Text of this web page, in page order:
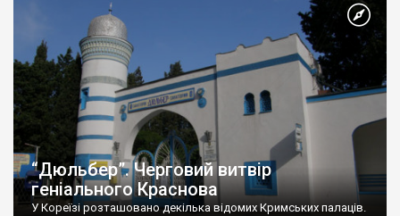
“Дюльбер”. Черговий витвір
геніального Краснова
У Кореїзі розташовано декілька відомих Кримських палаців.